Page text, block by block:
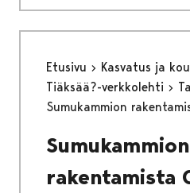
Etusivu Kasvatus ja
Tiäksää?-verkkolehti
Sumukammion
Sumukammion
rakentamista